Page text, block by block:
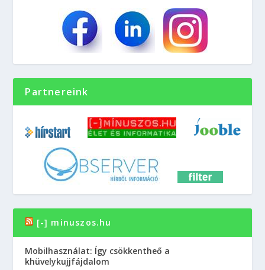
Partnereink
[-] minuszos.hu
Mobilhasználat: Így csökkentheő a
khüvelykujjfájdalom